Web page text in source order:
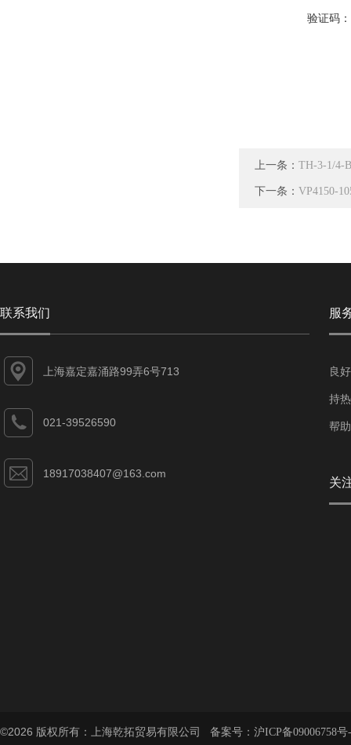
验证码：
上一条： TH-3-1/4-
下一条： VP4150-
联系我们
上海嘉定嘉涌路99弄6号713
021-39526590
18917038407@163.com
服
良
持
帮
关
©2026 版权所有：上海乾拓贸易有限公司 备案号： 沪ICP备09006758号